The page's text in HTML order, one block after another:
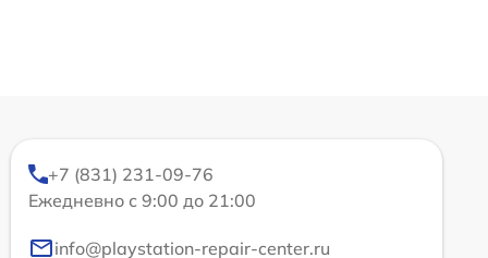
+7 (831) 231-09-76
Ежедневно с 9:00 до 21:00
info@playstation-repair-center.ru